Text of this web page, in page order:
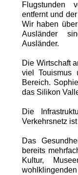
Flugstunden
entfernt und
Wir haben
Ausländer
Ausländer.
Die Wirtschaft
viel Touismus
Bereich.
das Silikon
Die
Verkehrsnetz
Das
bereits
Kultur,